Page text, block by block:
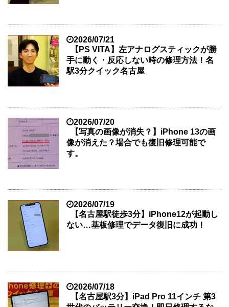
2026/07/21
【PS VITA】左アナログスティックが勝
手に動く・反応しない時の修理方法！名
駅3分クイック名古屋
2026/07/20
【写真の画像が消失？】iPhone 13の画
像が消えた？場合でも復旧修理可能で
す。
2026/07/19
【名古屋駅徒歩3分】iPhone12が起動し
ない…基板修理でデータ復旧に成功！
2026/07/18
【名古屋駅3分】iPad Pro 11インチ 第3